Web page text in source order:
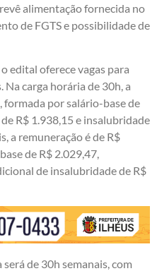
alimentação fornecida no
de FGTS e possibilidade de
edital oferece vagas para
Na carga horária de 30h, a
formada por salário-base de
R$ 1.938,15 e insalubridade
a remuneração é de R$
de R$ 2.029,47,
de insalubridade de R$
de 30h semanais, com